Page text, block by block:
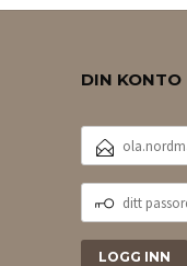
DIN KONTO
POSTADRESSE
PASSORD